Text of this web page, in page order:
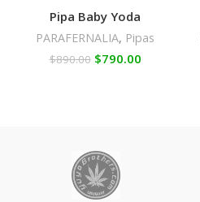
Pipa Baby Yoda
PARAFERNALIA, Pipas
$890.00 $790.00